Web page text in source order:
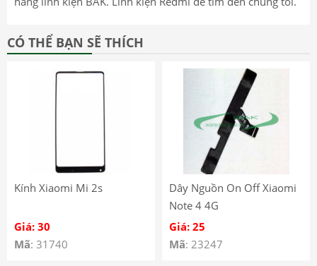
CÓ THỂ BẠN SẼ THÍCH
Kính Xiaomi Mi 2s
Giá: 30
Mã: 31740
Dây Nguồn On Off Xiaomi
Note 4 4G
Giá: 25
Mã: 23247